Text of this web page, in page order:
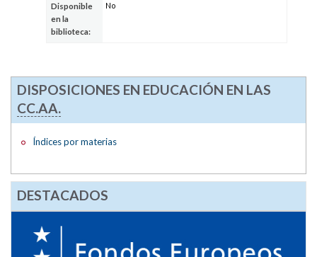
Disponible
en la
biblioteca:
No
DISPOSICIONES EN EDUCACIÓN EN LAS
CC.AA.
Índices por materias
DESTACADOS